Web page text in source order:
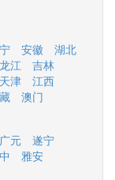
安徽
湖北
江
吉林
天津
江西
澳门
广元
遂宁
雅安